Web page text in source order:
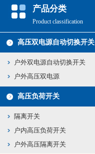
产品分类
Product classification
高压双电源自动切换开关
户外双电源自动切换开关
户外高压双电源
高压负荷开关
隔离开关
户内高压负荷开关
户外高压隔离开关